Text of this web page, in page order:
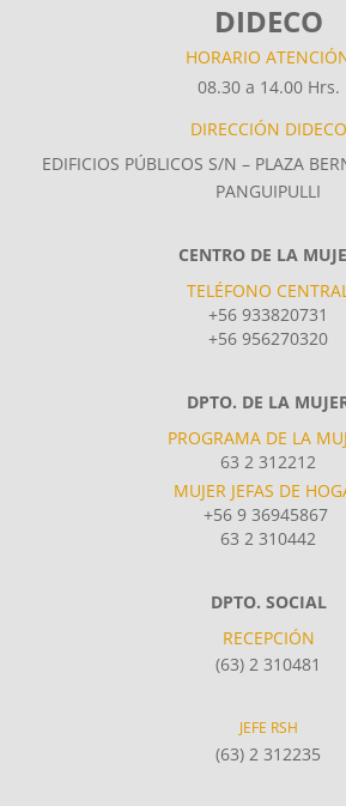
DIDECO
HORARIO
08.30 a 14.00 Hrs.
DIRECCIÓN DIDECO
EDIFICIOS PÚBLICOS S/N – PLAZA
PANGUIPULLI
CENTRO DE LA
TELÉFONO
+56 933820731
+56 956270320
DPTO. DE LA
PROGRAMA DE LA
63 2 312212
MUJER JEFAS DE
+56 9 36945867
63 2 310442
DPTO. SOCIAL
RECEPCIÓN
(63) 2 310481
JEFE RSH
(63) 2 312235